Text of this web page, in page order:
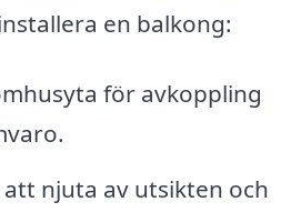
en balkong:
för avkoppling
njuta av utsikten och